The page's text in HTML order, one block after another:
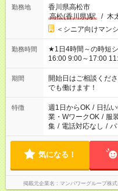
勤務地
香川県高松市
高松(香川県)駅
/ 木
＜シニア向けマン
勤務時間
★1日4時間～の時短シフトOK ★スタート時間
16:00 9:00～17:00 11:00～
場合、他のお仕事と
ん ※法令に基づき、
となります ※労働者
短時間・短期間の就
期間
開始日はご相談く
でも働けます！
特徴 週1日からOK / 日払
業・WワークOK / 服
集 / 電話対応なし /
気になる！
掲載元企業名 マンパワーグループ株